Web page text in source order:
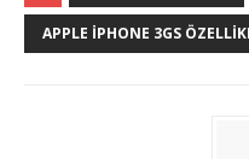
APPLE IPHONE 3GS